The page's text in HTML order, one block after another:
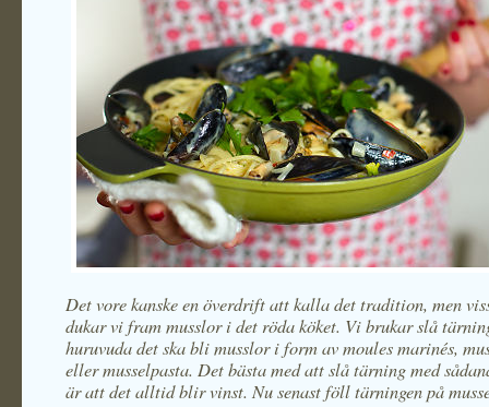
Det vore kanske en överdrift att kalla det tradition, men
dukar vi fram musslor i det röda köket. Vi brukar slå
huruvuda det ska bli musslor i form av moules marinés,
eller musselpasta. Det bästa med att slå tärning med
är att det alltid blir vinst. Nu senast föll tärningen på